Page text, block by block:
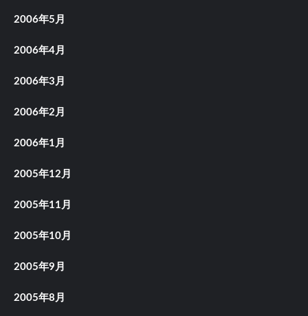
2006年5月
2006年4月
2006年3月
2006年2月
2006年1月
2005年12月
2005年11月
2005年10月
2005年9月
2005年8月